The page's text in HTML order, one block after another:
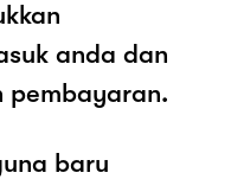
anda dan
pembayaran.
baru